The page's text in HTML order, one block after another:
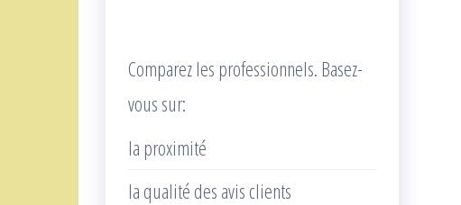
Comparez les professionnels. Basez-
vous sur:
la proximité
la qualité des avis clients